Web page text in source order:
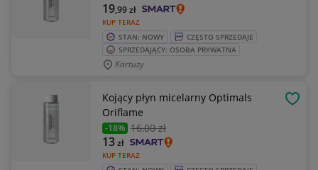
KUP TERAZ
19,99zł
STAN: NOWY
CZĘSTO SPRZEDAJE
SPRZEDAJĄCY: OSOBA PRYWATNA
Kartuzy
Kojący płyn micelarny Optimals
Oriflame
-18% 16,00 zł
KUP TERAZ
13zł